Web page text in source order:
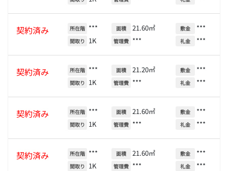
契約済み 所在階 ***
間取り 1K
面積 21.60㎡
管理費 ***
敷金 ***
礼金 ***
契約済み 所在階 ***
間取り 1K
面積 21.20㎡
管理費 ***
敷金 ***
礼金 ***
契約済み 所在階 ***
間取り 1K
面積 21.60㎡
管理費 ***
敷金 ***
礼金 ***
契約済み 所在階 ***
間取り 1K
面積 21.60㎡
管理費 ***
敷金 ***
礼金 ***